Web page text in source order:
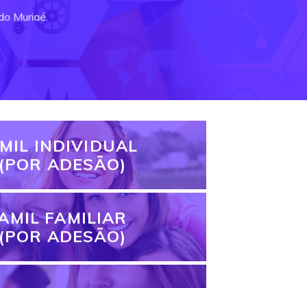
Muriaé.
INDIVIDUAL
ADESÃO)
FAMILIAR
ADESÃO)